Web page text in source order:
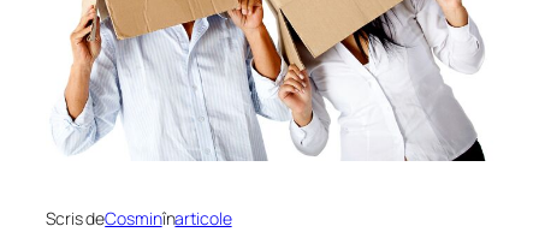
Scris deCosminînarticole